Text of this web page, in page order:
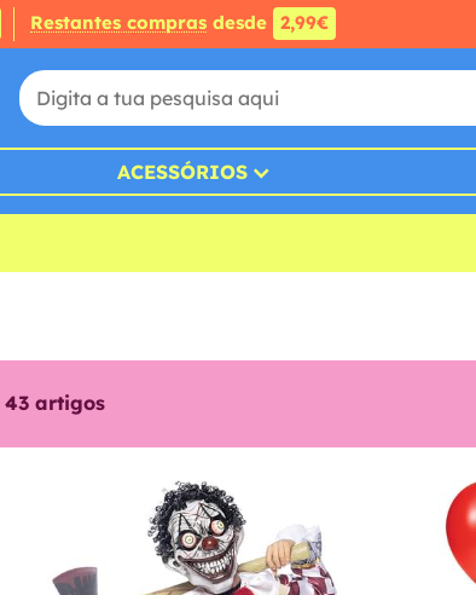
Restantes compras desde 2,99€
ACESSÓRIOS
43artigos